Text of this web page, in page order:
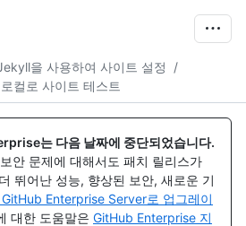
을 사용하여 사이트 설정
/
컬로 사이트 테스트
는 다음 날짜에 중단되었습니다.
안 문제에 대해서도 패치 릴리스가
뛰어난 성능, 향상된 보안, 새로운 기
Enterprise Server로 업그레이
대한 도움말은 GitHub Enterprise 지